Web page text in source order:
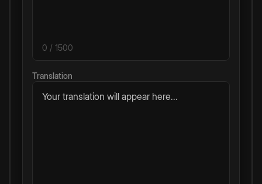
0 / 1500
Translation
Your translation will appear here...